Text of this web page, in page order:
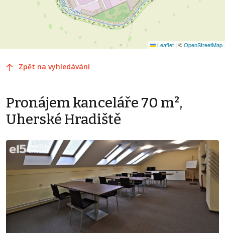
Leaflet | ©OpenStreetMap
Zpět na vyhledávání
Pronájem kanceláře 70 m²,
Uherské Hradiště